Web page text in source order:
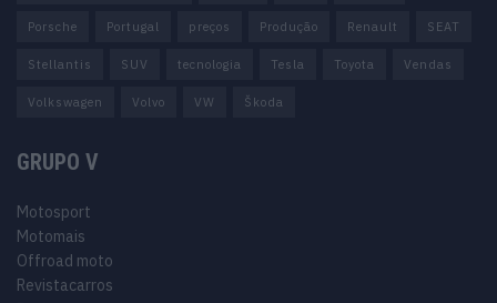
Porsche Portugal preços Produção Renault SEAT
Stellantis SUV tecnologia Tesla Toyota Vendas
Volkswagen Volvo VW Škoda
GRUPO V
Motosport
Motomais
Offroad moto
Revistacarros